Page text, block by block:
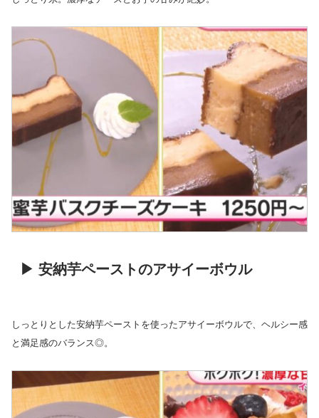
▶ 安納芋ペーストのアサイーボウル
しっとりとした安納芋ペーストを使ったアサイーボウルで、ヘルシー感
と満足感のバランス◎。